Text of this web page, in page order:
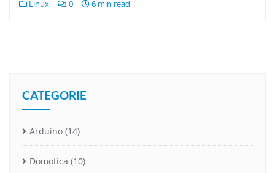
Linux 0 6 min read
CATEGORIE
Arduino (14)
Domotica (10)